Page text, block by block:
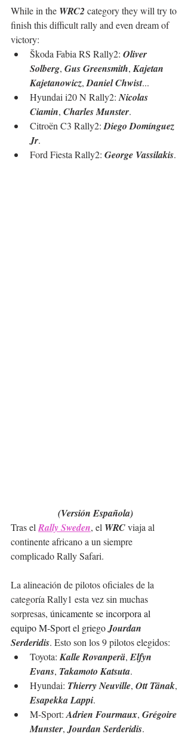
While in the WRC2 category they will try to
finish this difficult rally and even dream of
victory:
Škoda Fabia RS Rally2: Oliver
Solberg, Gus Greensmith, Kajetan
Kajetanowicz, Daniel Chwist...
Hyundai i20 N Rally2: Nicolas
Ciamin, Charles Munster.
Citroën C3 Rally2: Diego Domínguez
Jr.
Ford Fiesta Rally2: George Vassilakis.
(Versión Española)
Tras el Rally Sweden, el WRC viaja al
continente africano a un siempre
complicado Rally Safari.
La alineación de pilotos oficiales de la
categoría Rally1 esta vez sin muchas
sorpresas, únicamente se incorpora al
equipo M-Sport el griego Jourdan
Serderidis. Esto son los 9 pilotos elegidos:
Toyota: Kalle Rovanperä, Elfyn
Evans, Takamoto Katsuta.
Hyundai: Thierry Neuville, Ott Tänak,
Esapekka Lappi.
M-Sport: Adrien Fourmaux, Grégoire
Munster, Jourdan Serderidis.